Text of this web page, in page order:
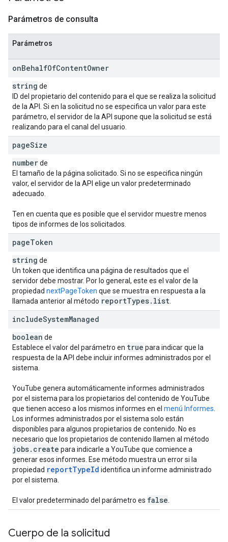
Parámetros de consulta
Parámetros
onBehalfOfContentOwner
string de
ID del propietario del contenido para el que se realiza la solicitud
de la API. Si en la solicitud no se especifica un valor para este
parámetro, el servidor de la API supone que la solicitud se está
realizando para el canal del usuario.
pageSize
numberde
El tamaño de la página solicitado. Si no se especifica ningún
valor, el servidor de la API elige un valor predeterminado
adecuado.
Ten en cuenta que es posible que el servidor muestre menos
tipos de informes de los solicitados.
pageToken
string de
Un token que identifica una página de resultados que el
servidor debe mostrar. Por lo general, este es el valor de la
propiedad nextPageToken que se muestra en respuesta a la
llamada anterior al método reportTypes. list
includeSystemManaged
boolean de
Establece el valor del parámetro en true para indicar que la
respuesta de la API debe incluir informes administrados por el
sistema.
YouTube genera automáticamente informes administrados
por el sistema para los propietarios del contenido de YouTube
que tienen acceso a los mismos informes en el menú Informes
Los informes administrados por el sistema solo están
disponibles para algunos propietarios de contenido. No es
necesario que los propietarios de contenido llamen al método
jobs. create para indicarle a YouTube que comience a
generar esos informes. Ese método muestra un error si la
propiedad reportTypeId identifica un informe administrado
por el sistema.
El valor predeterminado del parámetro es false
Cuerpo de la solicitud